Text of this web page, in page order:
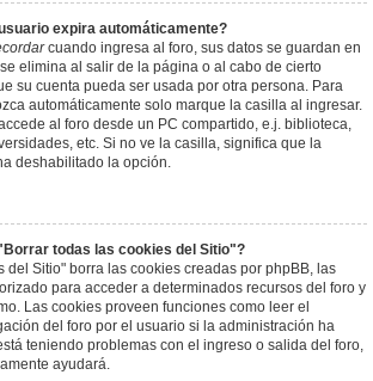
expira automáticamente?
cuando ingresa al foro, sus datos se guardan en
elimina al salir de la página o al cabo de cierto
su cuenta pueda ser usada por otra persona. Para
automáticamente solo marque la casilla al ingresar.
al foro desde un PC compartido, e.j. biblioteca,
etc. Si no ve la casilla, significa que la
deshabilitado la opción.
todas las cookies del Sitio"?
del Sitio" borra las cookies creadas por phpBB, las
para acceder a determinados recursos del foro y
Las cookies proveen funciones como leer el
del foro por el usuario si la administración ha
teniendo problemas con el ingreso o salida del foro,
ayudará.